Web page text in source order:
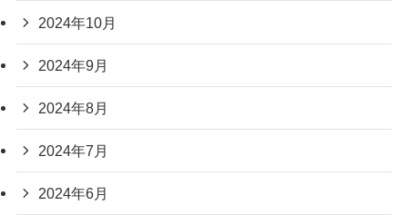
2024年10月
2024年9月
2024年8月
2024年7月
2024年6月